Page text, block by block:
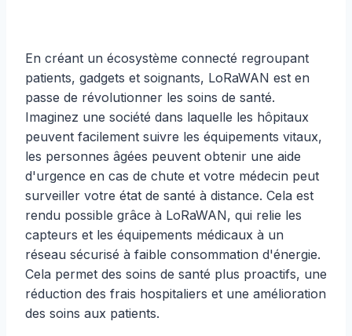
En créant un écosystème connecté regroupant
patients, gadgets et soignants, LoRaWAN est en
passe de révolutionner les soins de santé.
Imaginez une société dans laquelle les hôpitaux
peuvent facilement suivre les équipements vitaux,
les personnes âgées peuvent obtenir une aide
d'urgence en cas de chute et votre médecin peut
surveiller votre état de santé à distance. Cela est
rendu possible grâce à LoRaWAN, qui relie les
capteurs et les équipements médicaux à un
réseau sécurisé à faible consommation d'énergie.
Cela permet des soins de santé plus proactifs, une
réduction des frais hospitaliers et une amélioration
des soins aux patients.